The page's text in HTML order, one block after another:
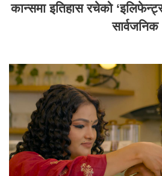
कान्समा इतिहास रचेको
सार्वजनिक